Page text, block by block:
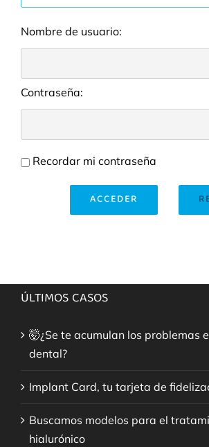
Nombre de usuario:
Contraseña:
Recordar mi contraseña
ACCEDER
ÚLTIMOS CASOS
🤯¿Se te acumulan los problemas
dental?
Implant Card, tu tarjeta de
Buscamos modelos para el
hialurónico